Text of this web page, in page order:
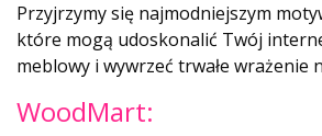
Przyjrzymy się najmodniejszym
które mogą udoskonalić Twój
meblowy i wywrzeć trwałe wrażenie
WoodMart: